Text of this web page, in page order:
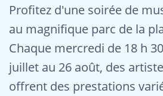
Profitez d'une soirée de
au magnifique parc de la
Chaque mercredi de 18 h
juillet au 26 août, des
offrent des prestations